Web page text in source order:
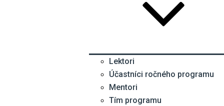
Lektori
Účastníci ročného programu
Mentori
Tím programu